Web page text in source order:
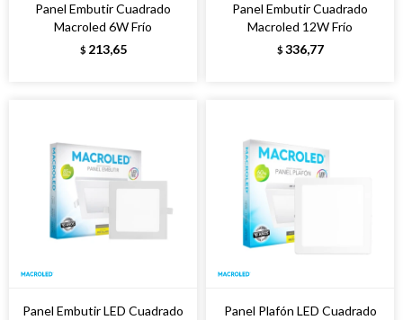
Panel Embutir Cuadrado
Macroled 6W Frío
$ 213,65
Panel Embutir Cuadrado
Macroled 12W Frío
$ 336,77
Panel Embutir LED Cuadrado
Panel Plafón LED Cuadrado